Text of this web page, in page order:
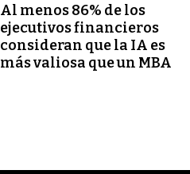
Al menos 86% de los
ejecutivos financieros
consideran que la IA es
más valiosa que un MBA